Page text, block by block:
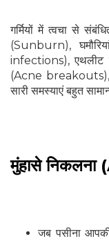
गर्मियों में त्वचा से
(Sunburn),
infections),
(Acne breakouts),
सारी समस्याएं बहुत
मुंहासे
जब पसीना